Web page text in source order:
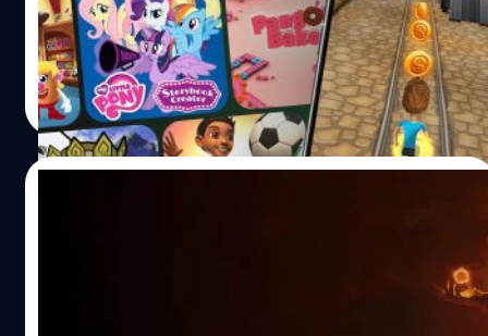
บริษัทโทรคมนาคม-เทคโนโลยีชั้นนำของไทย และ Blacknut
แพลตฟอร์มคลาวด์เกมมิงชั้นนำระดับโลก เพื่อเปิดตัวบริการ
คลาวด์เกมมิงบนระบบปฏิบัติการ Android ทั่วประเทศไทย
ภายใต้แบรนด์ TrueID Game hub บริการดังกล่าวจะช่วยให้
สมาชิก TrueID หลายล้านรายสามารถสตรีมและเล่นเกม
Android ระดับพรีเมียมที่หลากหลายได้ทันทีผ่านสมาร์ตโฟน
และกล่องรับสัญญาณ (Set-Top-Boxes) โดยไม่จำเป็นต้องใช้
คอนโซลผ่านโครงสร้างพื้นฐาน GPU ซึ่งช่วยให้การเล่นเกมมี
รัตนาภรณ์ ศรีนวลจันทร์| 93 days ago
Read More
กระสุนฉบับ “เวียนว่ายตายเกิด” ความท้าทายที่